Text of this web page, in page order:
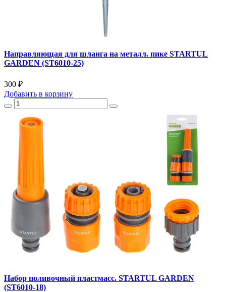
Направляющая для шланга на металл. пике STARTUL
GARDEN (ST6010-25)
300 ₽
Добавить в корзину
Набор поливочный пластмасс. STARTUL GARDEN
(ST6010-18)